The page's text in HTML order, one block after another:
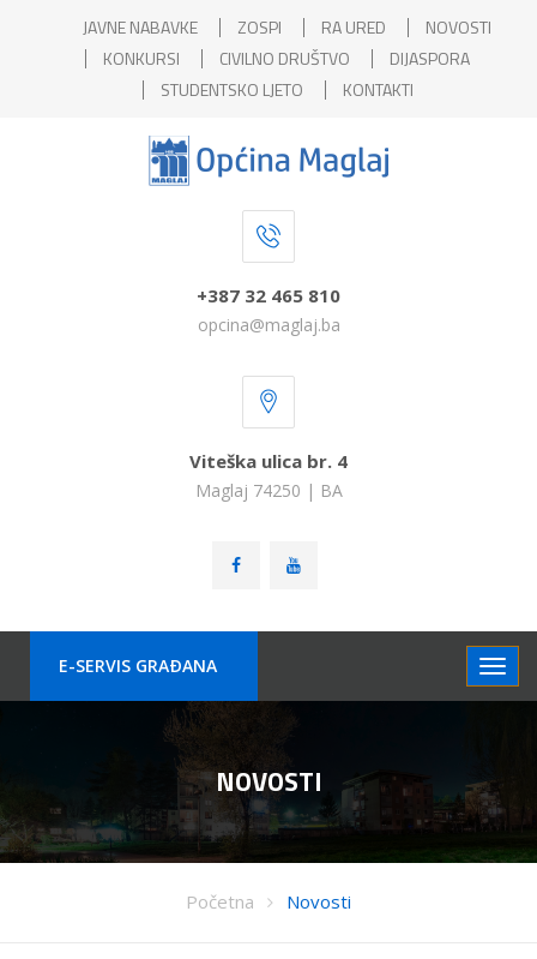
JAVNE NABAVKE ZOSPI RA URED
NOVOSTI
KONKURSI
CIVILNO DRUŠTVO
DIJASPORA
STUDENTSKO LJETO
KONTAKTI
+387 32 465 810
opcina@maglaj.ba
Viteška ulica br. 4
Maglaj 74250 | BA
E-SERVIS GRAÐANA
NOVOSTI
Početna Novosti